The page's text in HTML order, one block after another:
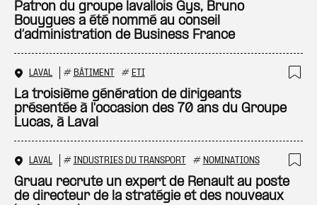
Patron du groupe lavallois Gys, Bruno
Bouygues a été nommé au conseil
d’administration de Business France
LAVAL # BÂTIMENT # ETI
La troisième génération de dirigeants
présentée à l'occasion des 70 ans du Groupe
Lucas, à Laval
LAVAL # INDUSTRIES DU TRANSPORT # NOMINATIONS
Gruau recrute un expert de Renault au poste
de directeur de la stratégie et des nouveaux